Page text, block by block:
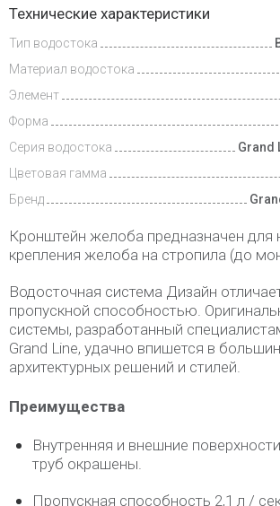
и оплата
Технические характеристики
Тип водостока
Материал водостока
Элемент
Форма
Серия водостока
Grand
Цветовая гамма
Бренд
Кронштейн желоба предназначен для
крепления желоба на стропила (до
Водосточная система Дизайн
пропускной способностью.
системы, разработанный
Grand Line, удачно впишется в
архитектурных решений и стилей.
Преимущества
Внутренняя и внешние
труб окрашены.
Пропускная способность 2,1 л /